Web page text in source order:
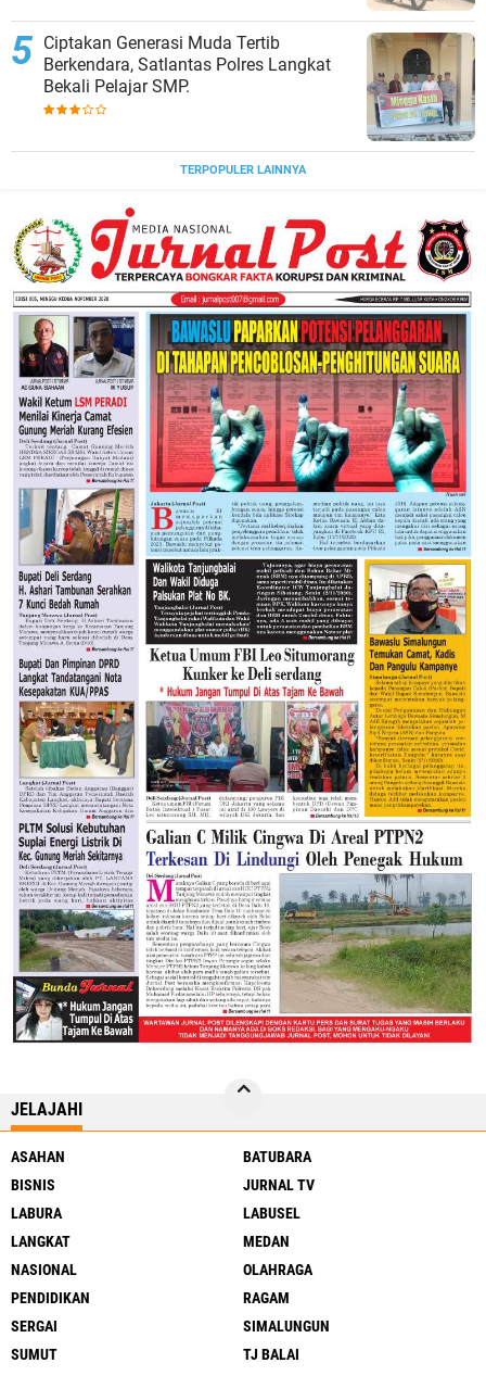
Ciptakan Generasi Muda Tertib
Berkendara, Satlantas Polres Langkat
Bekali Pelajar SMP.
TERPOPULER LAINNYA
JELAJAHI
ASAHAN
BATUBARA
BISNIS
JURNAL TV
LABURA
LABUSEL
LANGKAT
MEDAN
NASIONAL
OLAHRAGA
PENDIDIKAN
RAGAM
SERGAI
SIMALUNGUN
SUMUT
TJ BALAI